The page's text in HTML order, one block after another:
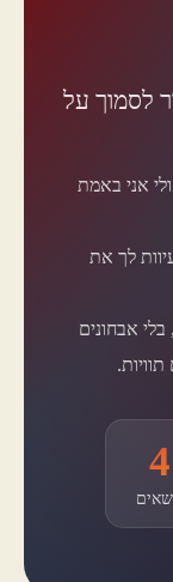
לסמוך על
אני באמת
לך את
אבחונים
4